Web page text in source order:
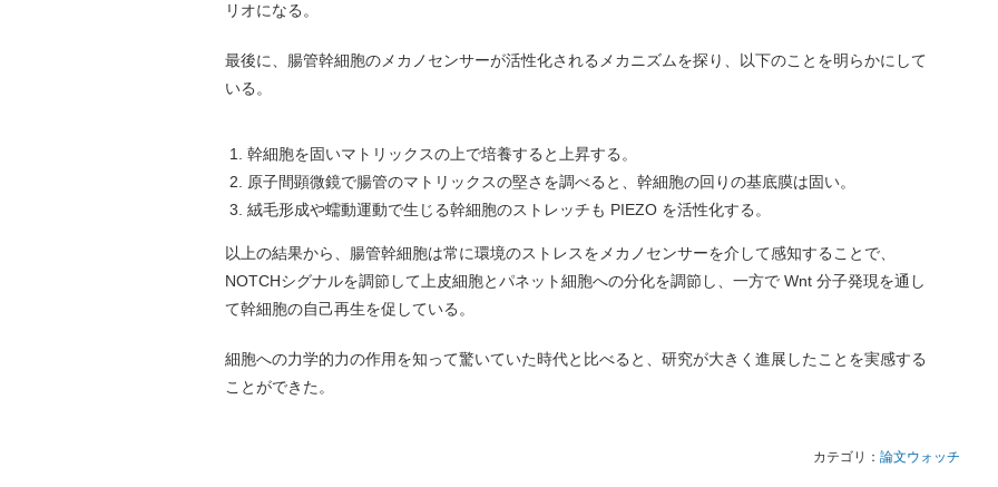
リオになる。
最後に、腸管幹細胞のメカノセンサーが活性化されるメカニズムを探り、以下のことを明らかにして
いる。
幹細胞を固いマトリックスの上で培養すると上昇する。
原子間顕微鏡で腸管のマトリックスの堅さを調べると、幹細胞の回りの基底膜は固い。
絨毛形成や蠕動運動で生じる幹細胞のストレッチも PIEZO を活性化する。
以上の結果から、腸管幹細胞は常に環境のストレスをメカノセンサーを介して感知することで、
NOTCHシグナルを調節して上皮細胞とパネット細胞への分化を調節し、一方で Wnt 分子発現を通し
て幹細胞の自己再生を促している。
細胞への力学的力の作用を知って驚いていた時代と比べると、研究が大きく進展したことを実感する
ことができた。
カテゴリ： 論文ウォッチ